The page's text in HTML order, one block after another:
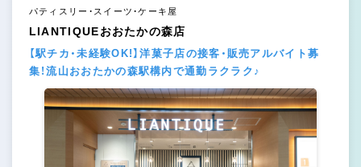
パティスリー・スイーツ・ケーキ屋
LIANTIQUEおおたかの森店
【駅チカ・未経験OK!】洋菓子店の接客・販売アルバイト募
集！流山おおたかの森駅構内で通勤ラクラク♪